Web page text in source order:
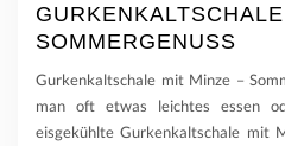
SOMMERGENUSS
Gurkenkaltschale mit Minze –
man oft etwas leichtes essen
eisgekühlte Gurkenkaltschale mit